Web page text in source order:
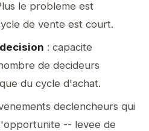
le probleme est
de vente est court.
: capacite
de decideurs
du cycle d'achat.
declencheurs qui
-- levee de